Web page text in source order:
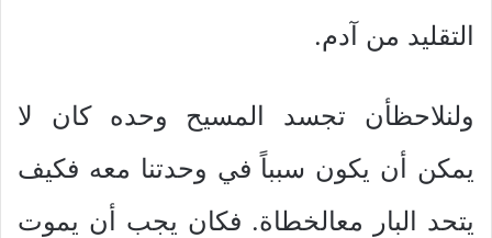
التقليد من آدم.
ولنلاحظأن تجسد المسيح وحده كان لا
يمكن أن يكون سبباً في وحدتنا معه فكيف
يتحد البار معالخطاة. فكان يجب أن يموت